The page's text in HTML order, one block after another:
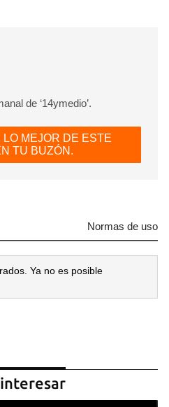
de ‘14ymedio’.
MEJOR DE ESTE
TU BUZÓN.
Normas de uso
Ya no es posible